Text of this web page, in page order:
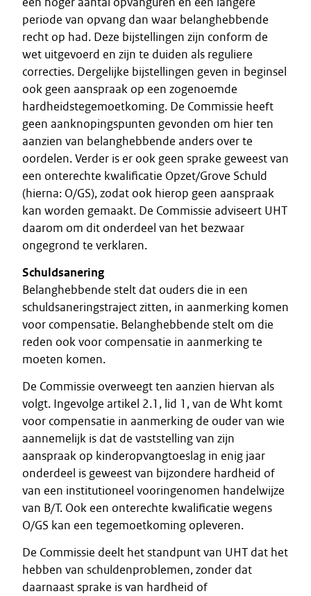
periode van opvang dan waar belanghebbende
recht op had. Deze bijstellingen zijn conform de
wet uitgevoerd en zijn te duiden als reguliere
correcties. Dergelijke bijstellingen geven in beginsel
ook geen aanspraak op een zogenoemde
hardheidstegemoetkoming. De Commissie heeft
geen aanknopingspunten gevonden om hier ten
aanzien van belanghebbende anders over te
oordelen. Verder is er ook geen sprake geweest van
een onterechte kwalificatie Opzet/Grove Schuld
(hierna: O/GS), zodat ook hierop geen aanspraak
kan worden gemaakt. De Commissie adviseert UHT
daarom om dit onderdeel van het bezwaar
ongegrond te verklaren.
Schuldsanering
Belanghebbende stelt dat ouders die in een
schuldsaneringstraject zitten, in aanmerking komen
voor compensatie. Belanghebbende stelt om die
reden ook voor compensatie in aanmerking te
moeten komen.
De Commissie overweegt ten aanzien hiervan als
volgt. Ingevolge artikel 2.1, lid 1, van de Wht komt
voor compensatie in aanmerking de ouder van wie
aannemelijk is dat de vaststelling van zijn
aanspraak op kinderopvangtoeslag in enig jaar
onderdeel is geweest van bijzondere hardheid of
van een institutioneel vooringenomen handelwijze
van B/T. Ook een onterechte kwalificatie wegens
O/GS kan een tegemoetkoming opleveren.
De Commissie deelt het standpunt van UHT dat het
hebben van schuldenproblemen, zonder dat
daarnaast sprake is van hardheid of